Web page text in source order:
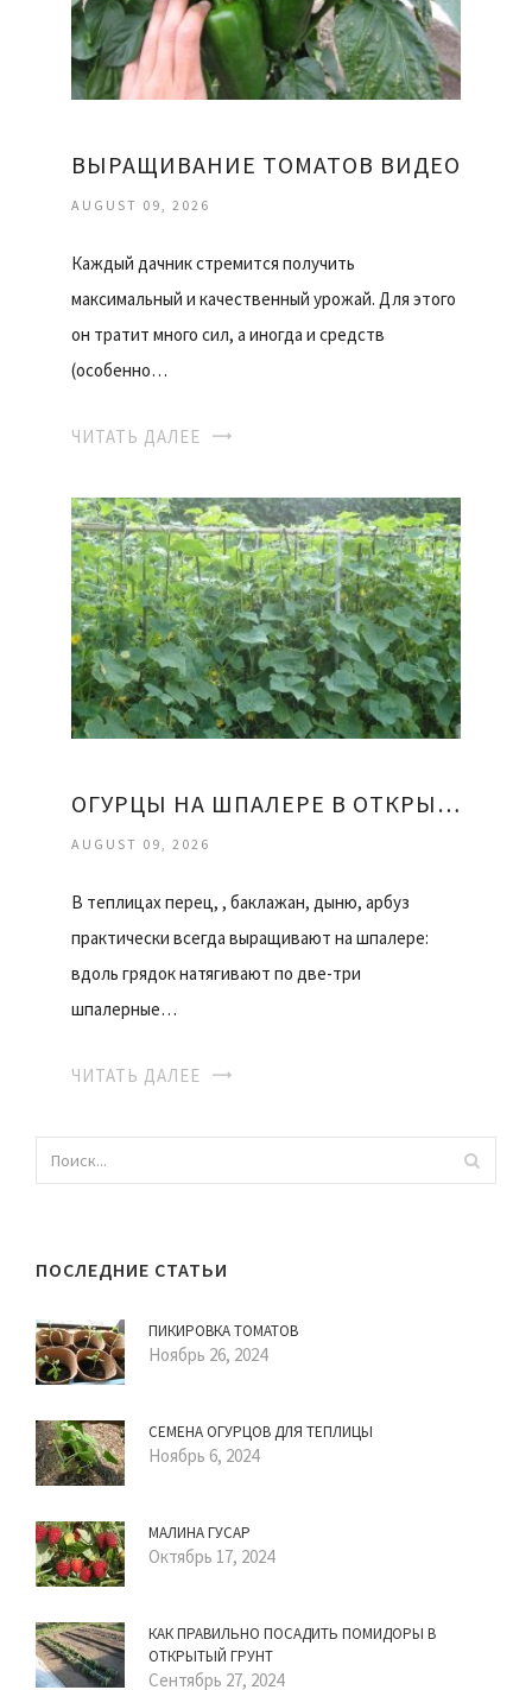
ВЫРАЩИВАНИЕ ТОМАТОВ ВИДЕО
AUGUST 09, 2026
Каждый дачник стремится получить
максимальный и качественный урожай. Для этого
он тратит много сил, а иногда и средств
(особенно…
ЧИТАТЬ ДАЛЕЕ
ОГУРЦЫ НА ШПАЛЕРЕ В ОТКРЫТОМ ГРУНТЕ
AUGUST 09, 2026
В теплицах перец, , баклажан, дыню, арбуз
практически всегда выращивают на шпалере:
вдоль грядок натягивают по две-три
шпалерные…
ЧИТАТЬ ДАЛЕЕ
ПОСЛЕДНИЕ СТАТЬИ
ПИКИРОВКА ТОМАТОВ
Ноябрь 26, 2024
СЕМЕНА ОГУРЦОВ ДЛЯ ТЕПЛИЦЫ
Ноябрь 6, 2024
МАЛИНА ГУСАР
Октябрь 17, 2024
КАК ПРАВИЛЬНО ПОСАДИТЬ ПОМИДОРЫ В
ОТКРЫТЫЙ ГРУНТ
Сентябрь 27, 2024